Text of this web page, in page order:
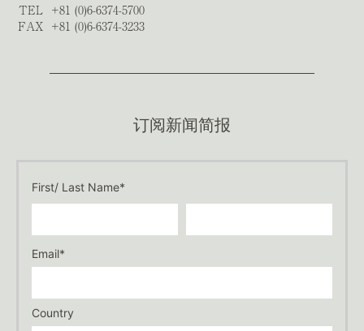
TEL +81 (0)6-6374-5700
FAX +81 (0)6-6374-3233
订阅新闻简报
First/ Last Name*
Email*
Country